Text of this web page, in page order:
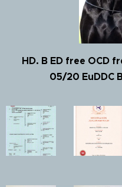
HD. B ED free OCD
05/20 EuDDC